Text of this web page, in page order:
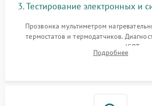
3. Тестирование электронных и
Прозвонка мультиметром
термостатов и термодатчиков.
модуля, реле, диодных мостов и IGBT-
индукции). Проверка кранов и газ-
Подробнее